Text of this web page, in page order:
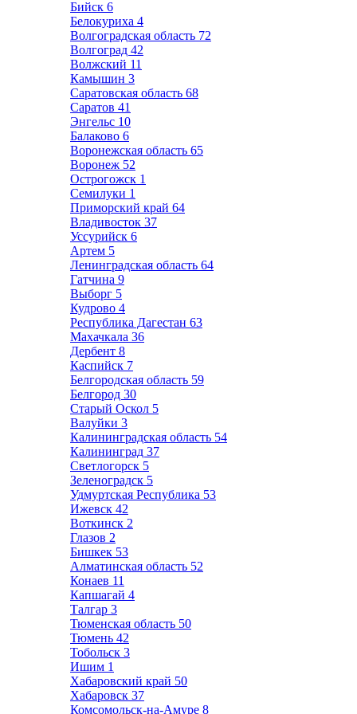
Бийск 6
Белокуриха 4
Волгоградская область 72
Волгоград 42
Волжский 11
Камышин 3
Саратовская область 68
Саратов 41
Энгельс 10
Балаково 6
Воронежская область 65
Воронеж 52
Острогожск 1
Семилуки 1
Приморский край 64
Владивосток 37
Уссурийск 6
Артем 5
Ленинградская область 64
Гатчина 9
Выборг 5
Кудрово 4
Республика Дагестан 63
Махачкала 36
Дербент 8
Каспийск 7
Белгородская область 59
Белгород 30
Старый Оскол 5
Валуйки 3
Калининградская область 54
Калининград 37
Светлогорск 5
Зеленоградск 5
Удмуртская Республика 53
Ижевск 42
Воткинск 2
Глазов 2
Бишкек 53
Алматинская область 52
Конаев 11
Капшагай 4
Талгар 3
Тюменская область 50
Тюмень 42
Тобольск 3
Ишим 1
Хабаровский край 50
Хабаровск 37
Комсомольск-на-Амуре 8